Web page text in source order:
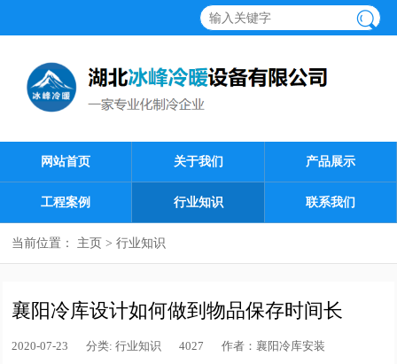
网站首页 关于我们 产品展示
工程案例 行业知识 联系我们
当前位置： 主页 > 行业知识
襄阳冷库设计如何做到物品保存时间长
2020-07-23 分类: 行业知识 4027 作者： 襄阳冷库安装